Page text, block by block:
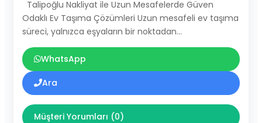
Talipoğlu Nakliyat ile Uzun Mesafelerde Güven
Odaklı Ev Taşıma Çözümleri Uzun mesafeli ev taşıma
süreci, yalnızca eşyaların bir noktadan…
WhatsApp
Ara
Müşteri Yorumları (0)